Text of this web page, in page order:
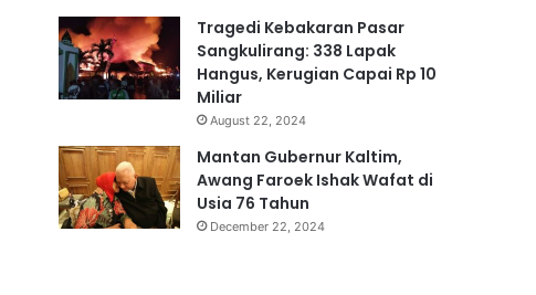
Tragedi Kebakaran Pasar
Sangkulirang: 338 Lapak
Hangus, Kerugian Capai Rp 10
Miliar
August 22, 2024
Mantan Gubernur Kaltim,
Awang Faroek Ishak Wafat di
Usia 76 Tahun
December 22, 2024